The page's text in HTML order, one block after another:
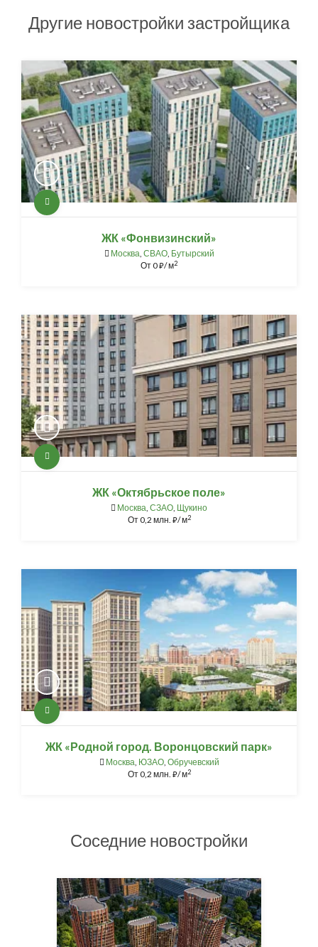
Другие новостройки застройщика
ЖК «Фонвизинский»
Москва, СВАО, Бутырский
От0⃏/ м2
ЖК «Октябрьское поле»
Москва, СЗАО, Щукино
От0,2 млн. ⃏/ м2
ЖК «Родной город. Воронцовский парк»
Москва, ЮЗАО, Обручевский
От0,2 млн. ⃏/ м2
Соседние новостройки